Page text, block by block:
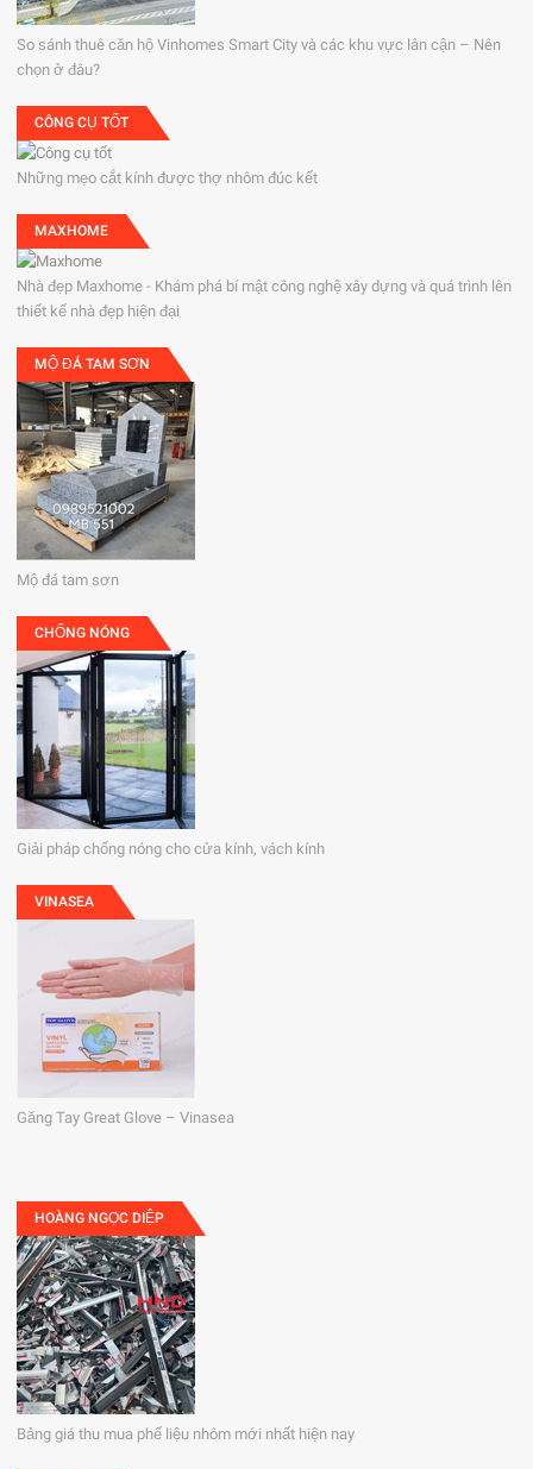
So sánh thuê căn hộ Vinhomes Smart City và các khu vực lân cận – Nên
chọn ở đâu?
CÔNG CỤ TỐT
Những mẹo cắt kính được thợ nhôm đúc kết
MAXHOME
Nhà đẹp Maxhome - Khám phá bí mật công nghệ xây dựng và quá trình lên
thiết kế nhà đẹp hiện đại
MỘ ĐÁ TAM SƠN
Mộ đá tam sơn
CHỐNG NÓNG
Giải pháp chống nóng cho cửa kính, vách kính
VINASEA
Găng Tay Great Glove – Vinasea
HOÀNG NGỌC DIỆP
Bảng giá thu mua phế liệu nhôm mới nhất hiện nay